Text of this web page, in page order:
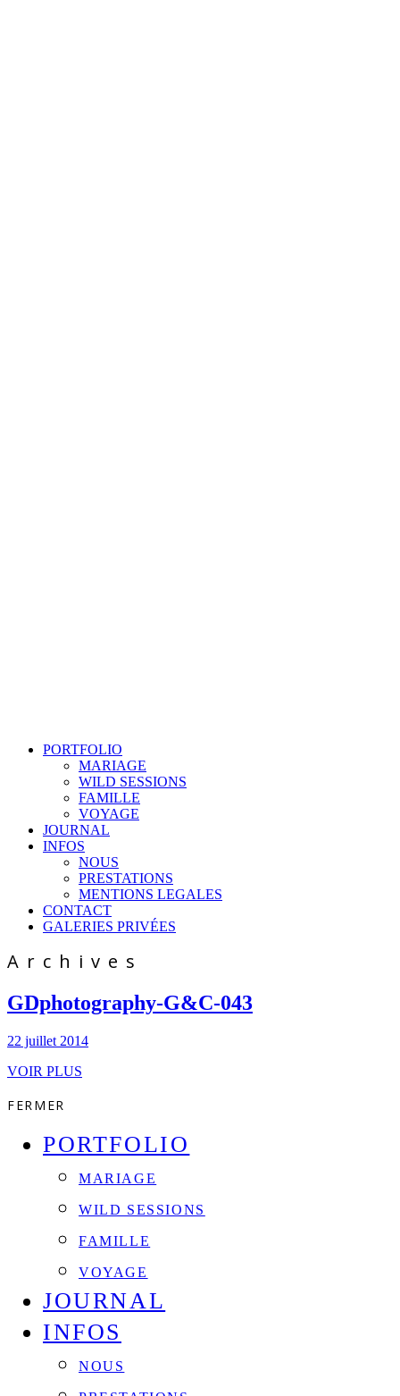
PORTFOLIO
MARIAGE
WILD SESSIONS
FAMILLE
VOYAGE
JOURNAL
INFOS
NOUS
PRESTATIONS
MENTIONS LEGALES
CONTACT
GALERIES PRIVÉES
Archives
GDphotography-G&C-043
22 juillet 2014
VOIR PLUS
FERMER
PORTFOLIO
MARIAGE
WILD SESSIONS
FAMILLE
VOYAGE
JOURNAL
INFOS
NOUS